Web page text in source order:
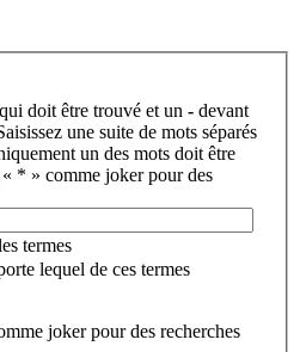
doit être trouvé et un - devant
une suite de mots séparés
un des mots doit être
* » comme joker pour des
termes
lequel de ces termes
joker pour des recherches